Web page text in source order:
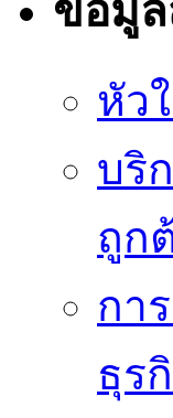
ข้อมู
หัว
บริ
ถูก
กา
ธุร